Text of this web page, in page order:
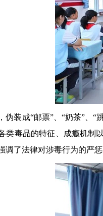
成“邮票”、“奶茶”、“
类毒品的特征、成瘾机制
调了法律对涉毒行为的严